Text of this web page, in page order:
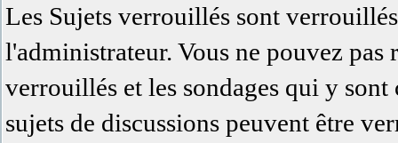
Les Sujets verrouillés sont
l'administrateur. Vous ne pouvez pas
verrouillés et les sondages qui y
sujets de discussions peuvent être